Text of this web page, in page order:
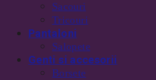
Sacouri
Tricouri
Pantaloni
Salopete
Genti si accesorii
Borsete